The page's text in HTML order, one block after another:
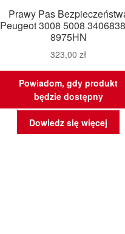
Prawy Pas
Peugeot 3008 5008
8975HN
323,00zł
Powiadom, gdy produkt
będzie dostępny
Dowiedz się więcej